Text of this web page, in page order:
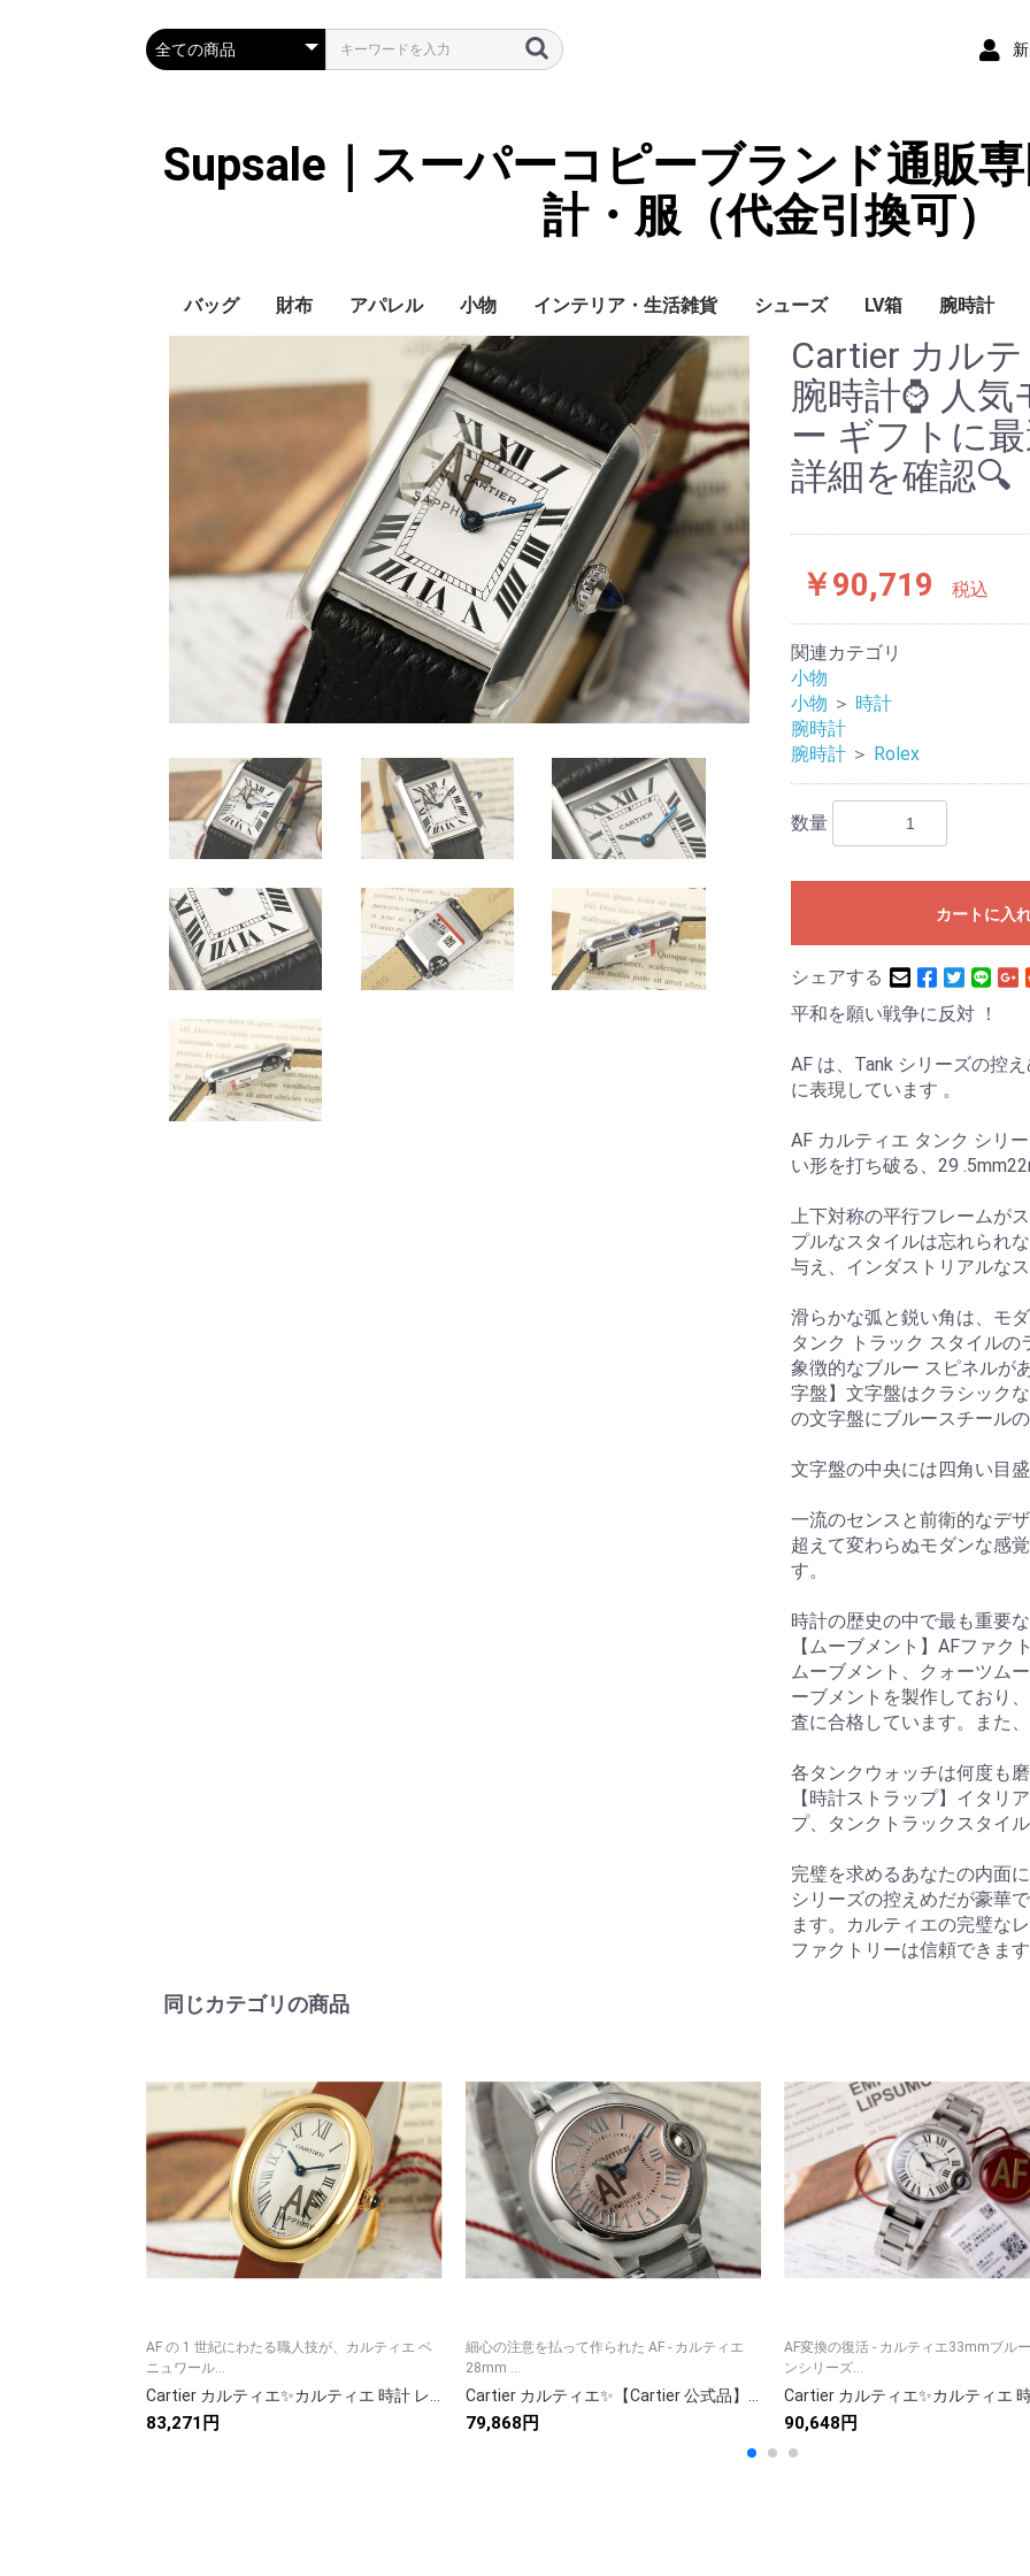
Supsale｜スーパーコピーブランド通販
計・服（代金引換可）
バッグ 財布 アパレル
ハイブランド
Supreme
アウター
LOUIS VUITTON
MONCLER
THE NORTH FACE
CHANEL
𝗖𝗔𝗡𝗔𝗗𝗔 𝗚𝗢𝗢𝗦𝗘
VERSACE
BALENCIAGA
子供服切れ
小物
ぼうし
ネクタイ
ハンカチ
スマホケース
サングラス・アイウェ
ア
アクセサリー
マフラー/スカーフ
傘 LOUIS VUITTON
CHANEL
HERMES
GUCCI
DIOR
FENDI
LINEID：0109shop
バッグチャーム
バッグストラップ
カード（コイン）ケー
ス
キーケース
時計
ヘアアクセサリー
インテリア・生活雑貨
カーペット絨毯
クッションカバー/ク
ッション
小物入れ収納ボックス
シューズ
レディース/女性用
メンズ/男性用
Gucci
Chanel
LV箱 腕時計
Omega
Rolex
Cartier
Chanel
Cartier カル
腕時計⌚ 人
ー ギフトに
詳細を確認🔍
￥90,719 税込
関連カテゴリ
小物
小物 ＞ 時計
腕時計
腕時計 ＞ Rolex
数量
カートに入
シェアする
平和を願い戦争に反対 ！
AF は、Tank シリーズの控
に表現しています 。
AF カルティエ タンク シリ
い形を打ち破る、29
上下対称の平行フレームが
プルなスタイルは忘れられ
与え、インダストリアルな
滑らかな弧と鋭い角は、モ
タンク トラック スタイル
象徴的なブルー スピネルが
字盤】文字盤はクラシック
の文字盤にブルースチール
文字盤の中央には四角い目
一流のセンスと前衛的なデ
超えて変わらぬモダンな感
す。
時計の歴史の中で最も重要
【ムーブメント】AFファ
ムーブメント、クォーツム
ーブメントを製作しており
査に合格しています。また
各タンクウォッチは何度も
【時計ストラップ】イタリ
プ、タンクトラックスタイ
完璧を求めるあなたの内面
シリーズの控えめだが豪華
ます。カルティエの完璧な
ファクトリーは信頼できま
同じカテゴリの商品
AF の 1 世紀にわたる職人技が、カルティエ ベ
ニュワール...
Cartier カルティエ✨カルティエ 時計 レディース ブレスレットウォッチ💎 サントス 100 ローズゴールド 新品 💍 高級 ブランド 人気 ギフト🎁 7点画像付き📸
83,271円
細心の注意を払って作られた AF - カルティエ
28mm ...
Cartier カルティエ✨【Cartier 公式品】✨ 高級腕時計⌚ 人気モデル 美品💎 メンズ レディース ラグジュアリー ギフトに🎁
79,868円
AF変換の復活 - カルティエ33mmブル
ンシリーズ...
90,648円